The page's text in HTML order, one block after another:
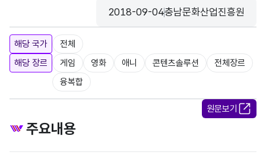
등록일
2018-09-04
수집기관
충남문화산업진흥원
해당 국가
전체
해당 장르
게임 영화 애니 콘텐츠솔루션
전체장르
융복합
원문보기
주요내용